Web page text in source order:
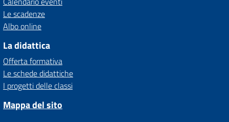
Le scadenze
Albo online
La didattica
Offerta formativa
Le schede didattiche
I progetti delle classi
Mappa del sito